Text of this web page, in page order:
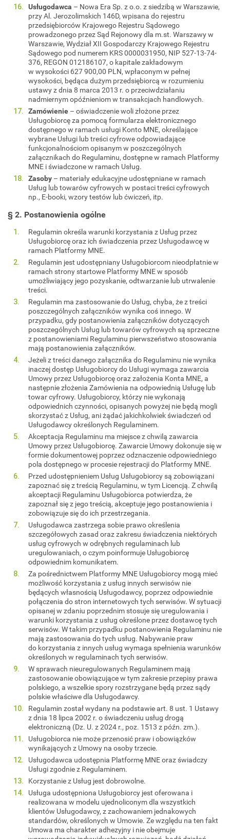
Usługodawca – Nowa Era Sp. z o.o. z siedzibą w Warszawie,
przy Al. Jerozolimskich 146D, wpisana do rejestru
przedsiębiorców Krajowego Rejestru Sądowego
prowadzonego przez Sąd Rejonowy dla m.st. Warszawy w
Warszawie, Wydział XII Gospodarczy Krajowego Rejestru
Sądowego pod numerem KRS 0000031950, NIP 527-13-74-
376, REGON 012186107, o kapitale zakładowym
w wysokości 627 900,00 PLN, wpłaconym w pełnej
wysokości, będąca dużym przedsiębiorcą w rozumieniu
ustawy z dnia 8 marca 2013 r. o przeciwdziałaniu
nadmiernym opóźnieniom w transakcjach handlowych.
Zamówienie – oświadczenie woli złożone przez
Usługobiorcę za pomocą formularza elektronicznego
dostępnego w ramach usługi Konto MNE, określające
wybrane Usługi lub treści cyfrowe odpowiadające
funkcjonalnościom opisanym w poszczególnych
załącznikach do Regulaminu, dostępne w ramach Platformy
MNE i świadczone w ramach Usług.
Zasoby – materiały edukacyjne udostępniane w ramach
Usług lub towarów cyfrowych w postaci treści cyfrowych
np., E-booki, wzory testów lub ćwiczeń, itp.
§ 2. Postanowienia ogólne
Regulamin określa warunki korzystania z Usług przez
Usługobiorcę oraz ich świadczenia przez Usługodawcę w
ramach Platformy MNE.
Regulamin jest udostępniany Usługobiorcom nieodpłatnie w
ramach strony startowe Platformy MNE w sposób
umożliwiający jego pozyskanie, odtwarzanie lub utrwalenie
treści.
Regulamin ma zastosowanie do Usług, chyba, że z treści
poszczególnych załączników wynika coś innego. W
przypadku, gdy postanowienia załączników dotyczących
poszczególnych Usług lub towarów cyfrowych są sprzeczne
z postanowieniami Regulaminu pierwszeństwo stosowania
mają postanowienia załączników.
Jeżeli z treści danego załącznika do Regulaminu nie wynika
inaczej dostęp Usługobiorcy do Usługi wymaga zawarcia
Umowy przez Usługobiorcę oraz założenia Konta MNE, a
następnie złożenia Zamówienia na odpowiednią Usługę lub
towar cyfrowy. Usługobiorcy, którzy nie wykonają
odpowiednich czynności, opisanych powyżej nie będą mogli
skorzystać z Usług, ani żądać jakichkolwiek świadczeń od
Usługodawcy określonych Regulaminem.
Akceptacja Regulaminu ma miejsce z chwilą zawarcia
Umowy przez Usługobiorcę. Zawarcie Umowy dokonuje się w
formie dokumentowej poprzez odznaczenie odpowiedniego
pola dostępnego w procesie rejestracji do Platformy MNE.
Przed udostępnieniem Usług Usługobiorcy są zobowiązani
zapoznać się z treścią Regulaminu, w tym Licencją. Z chwilą
akceptacji Regulaminu Usługobiorca potwierdza, że
zapoznał się z jego treścią, akceptuje jego postanowienia i
zobowiązuje się do ich przestrzegania.
Usługodawca zastrzega sobie prawo określenia
szczegółowych zasad oraz zakresu świadczenia niektórych
usług cyfrowych w odrębnych regulaminach lub
uregulowaniach, o czym poinformuje Usługobiorcę
odpowiednim komunikatem.
Za pośrednictwem Platformy MNE Usługobiorcy mogą mieć
możliwość korzystania z usług innych serwisów nie
będących własnością Usługodawcy, poprzez odpowiednie
połączenia do stron internetowych tych serwisów. W sytuacji
opisanej w zdaniu poprzednim stosuje się uregulowania i
warunki korzystania z usług określone przez dostawcę tych
serwisów. W takim przypadku postanowienia Regulaminu nie
mają zastosowania do tych usług. Nabywanie praw
do korzystania z innych usług wymaga spełnienia warunków
określonych w regulaminach tych serwisów.
W sprawach nieuregulowanych Regulaminem mają
zastosowanie obowiązujące w tym zakresie przepisy prawa
polskiego, a wszelkie spory rozstrzygane będą przez sądy
polskie właściwe dla Usługodawcy.
Regulamin został wydany na podstawie art. 8 ust. 1 Ustawy
z dnia 18 lipca 2002 r. o świadczeniu usług drogą
elektroniczną (Dz. U. z 2024 r., poz. 1513 z późn. zm.).
Usługobiorca nie może przenosić praw i obowiązków
wynikających z Umowy na osoby trzecie.
Usługodawca udostępnia Platformę MNE oraz świadczy
Usługi zgodnie z Regulaminem.
Korzystanie z Usług jest dobrowolne.
Usługa udostępniona Usługobiorcy jest oferowana i
realizowana w modelu ujednoliconym dla wszystkich
klientów Usługodawcy, z zachowaniem jednakowych
standardów, określonych w Umowie. Ze względu na ten fakt
Umowa ma charakter adhezyjny i nie obejmuje